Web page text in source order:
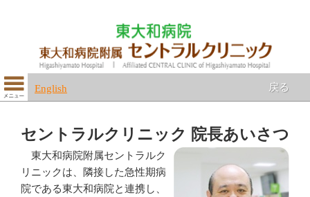
English 戻る
セントラルクリニック 院長あいさつ
東大和病院附属セントラルク
リニックは、隣接した急性期病
院である東大和病院と連携し、